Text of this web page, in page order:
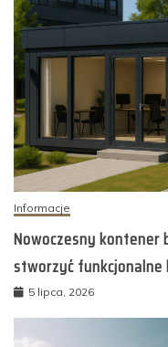
Informacje
Nowoczesny
stworzyć funkcjonalne
5 lipca, 2026